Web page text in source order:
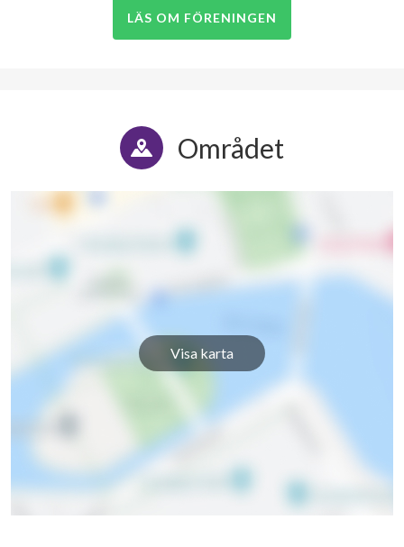
LÄS OM FÖRENINGEN
Området
Visa karta